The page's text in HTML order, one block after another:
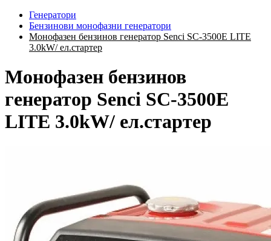
Генератори
Бензинови монофазни генератори
Монофазен бензинов генератор Senci SC-3500E LITE
3.0kW/ ел.стартер
Монофазен бензинов
генератор Senci SC-3500E
LITE 3.0kW/ ел.стартер